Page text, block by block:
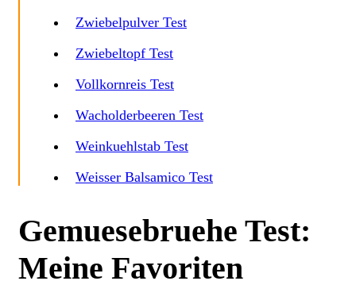
Zwiebelpulver Test
Zwiebeltopf Test
Vollkornreis Test
Wacholderbeeren Test
Weinkuehlstab Test
Weisser Balsamico Test
Gemuesebruehe Test:
Meine Favoriten